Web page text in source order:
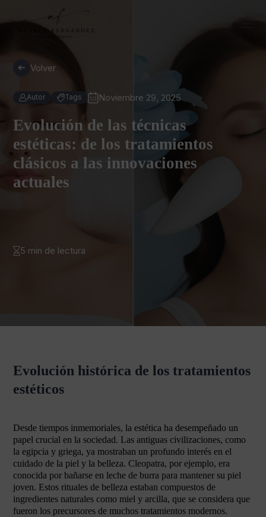
Volver
Autor Tags Noviembre 29, 2025
Evolución de las técnicas
estéticas: de los tratamientos
clásicos a las innovaciones
actuales
5 min de lectura
Evolución histórica de los tratamientos
estéticos
Desde tiempos inmemoriales, la estética ha desempeñado un
papel crucial en la sociedad. Las antiguas civilizaciones, como
la egipcia y griega, ya mostraban un profundo interés en el
cuidado de la piel y la belleza. Cleopatra, por ejemplo, era
conocida por bañarse en leche de burra para mantener su piel
joven. Estos rituales de belleza estaban compuestos de
ingredientes naturales como miel y arcilla, que se considera que
fueron los precursores de muchos tratamientos modernos.